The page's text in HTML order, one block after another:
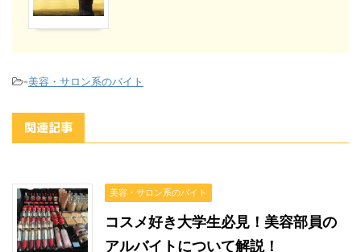
-美容・サロン系のバイト
関連記事
美容・サロン系のバイト
コスメ好き大学生必見！美容部員の
アルバイトについて解説！